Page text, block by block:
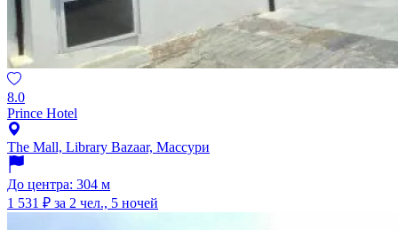
8.0
Prince Hotel
The Mall, Library Bazaar, Массури
До центра: 304 м
1 531 ₽ за 2 чел., 5 ночей